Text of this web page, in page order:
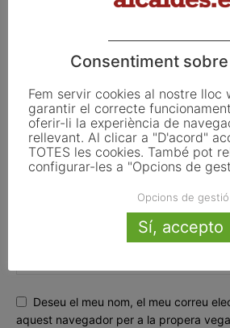
Deseu el meu nom, el meu correu
aquest navegador per a la propera
Consentiment
Fem servir cookies al nostre lloc
garantir el correcte
oferir-li la experiència de
rellevant. Al clicar a "D'acord"
TOTES les cookies. També pot
configurar-les a "Opcions de
Opcions de gestió
Sí, accepto